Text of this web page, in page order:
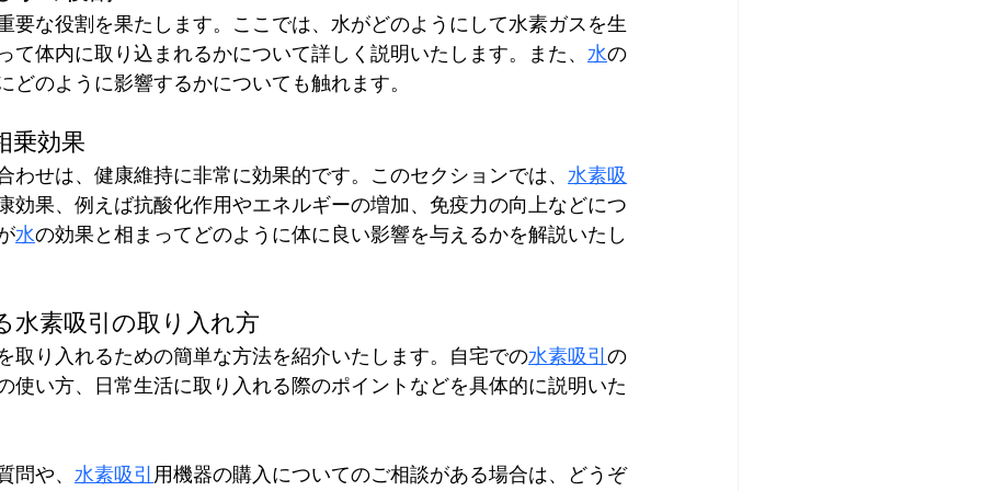
要な役割を果たします。ここでは、水がどのようにして水素ガスを生
て体内に取り込まれるかについて詳しく説明いたします。また、 水の
どのように影響するかについても触れます。
乗効果
わせは、健康維持に非常に効果的です。このセクションでは、 水素吸
効果、例えば抗酸化作用やエネルギーの増加、免疫力の向上などにつ
水の効果と相まってどのように体に良い影響を与えるかを解説いたし
水素吸引の取り入れ方
取り入れるための簡単な方法を紹介いたします。自宅での水素吸引の
使い方、日常生活に取り入れる際のポイントなどを具体的に説明いた
問や、 水素吸引用機器の購入についてのご相談がある場合は、どうぞ